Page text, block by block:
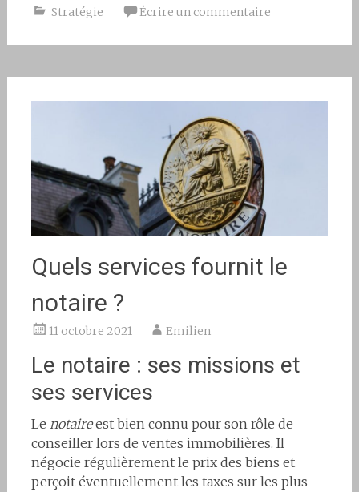
Stratégie Écrire un commentaire
Quels services fournit le
notaire ?
11 octobre 2021 Emilien
Le notaire : ses missions et
ses services
Le notaireest bien connu pour son rôle de
conseiller lors de ventes immobilières. Il
négocie régulièrement le prix des biens et
perçoit éventuellement les taxes sur les plus-